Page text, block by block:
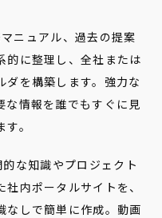
ニュアル、過去の提案
的に整理し、全社または
ダを構築します。強力な
な情報を誰でもすぐに見
。
な知識やプロジェクト
内ポータルサイトを、
なしで簡単に作成。動画